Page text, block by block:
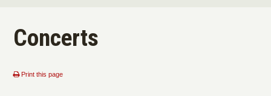
Concerts
Print this page